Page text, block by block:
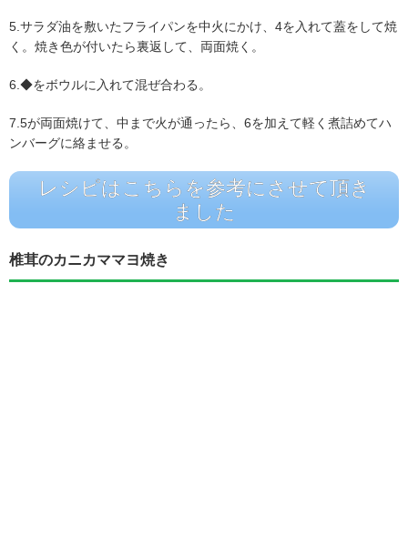
5.サラダ油を敷いたフライパンを中火にかけ、4を入れて蓋をして焼
く。焼き色が付いたら裏返して、両面焼く。
6.◆をボウルに入れて混ぜ合わる。
7.5が両面焼けて、中まで火が通ったら、6を加えて軽く煮詰めてハ
ンバーグに絡ませる。
レシピはこちらを参考にさせて頂き
ました
椎茸のカニカママヨ焼き